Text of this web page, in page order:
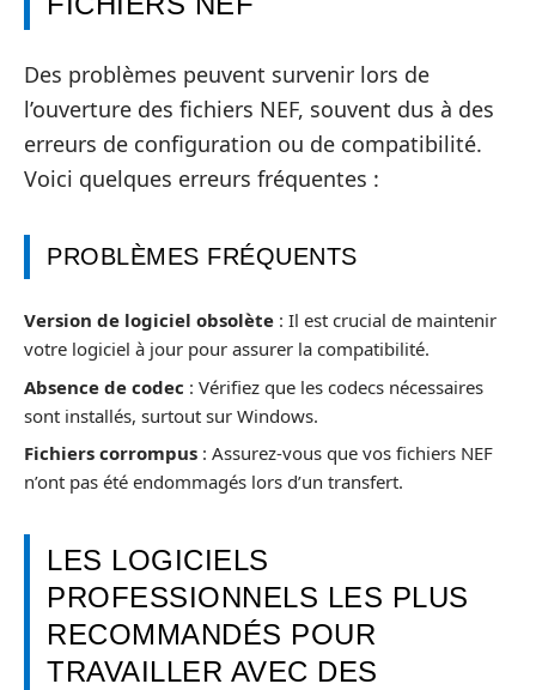
Des problèmes peuvent survenir lors de
l’ouverture des fichiers NEF, souvent dus à des
erreurs de configuration ou de compatibilité.
Voici quelques erreurs fréquentes :
PROBLÈMES FRÉQUENTS
Version de logiciel obsolète : Il est crucial de maintenir
votre logiciel à jour pour assurer la compatibilité.
Absence de codec : Vérifiez que les codecs nécessaires
sont installés, surtout sur Windows.
Fichiers corrompus : Assurez-vous que vos fichiers NEF
n’ont pas été endommagés lors d’un transfert.
LES LOGICIELS
PROFESSIONNELS LES PLUS
RECOMMANDÉS POUR
TRAVAILLER AVEC DES